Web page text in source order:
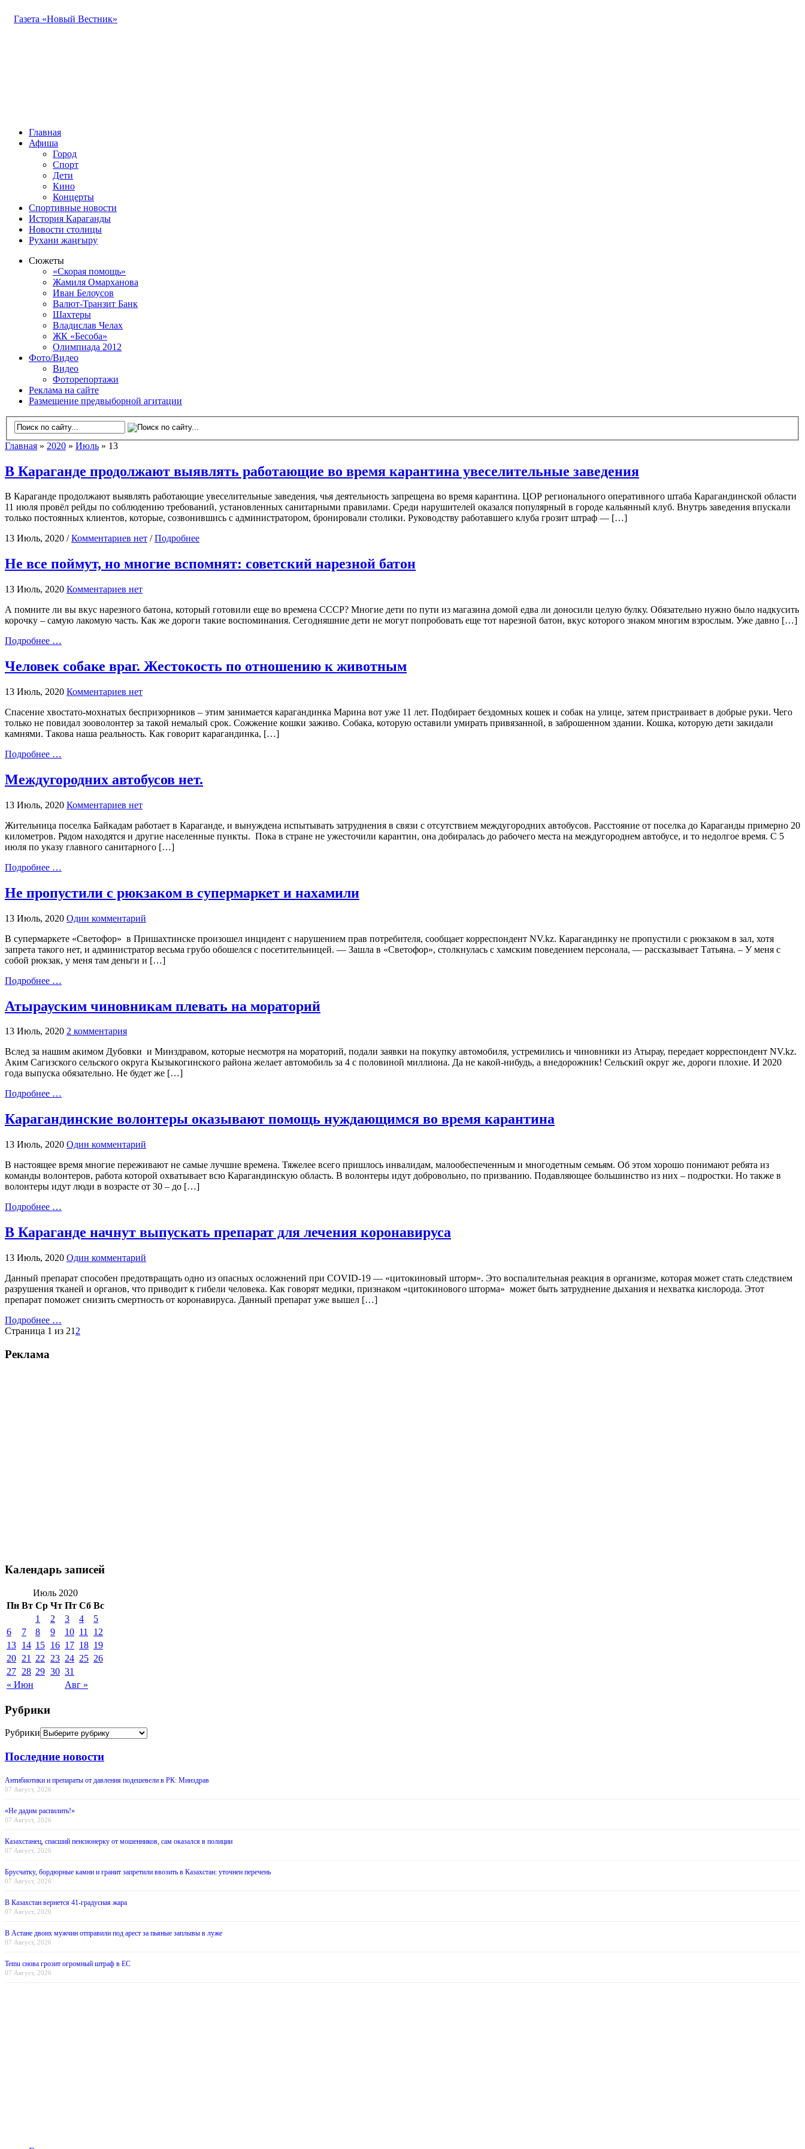
Газета «Новый Вестник»
Главная
Афиша
Город
Спорт
Дети
Кино
Концерты
Спортивные новости
История Караганды
Новости столицы
Рухани жаңғыру
Сюжеты
«Скорая помощь»
Жамиля Омарханова
Иван Белоусов
Валют-Транзит Банк
Шахтеры
Владислав Челах
ЖК «Бесоба»
Олимпиада 2012
Фото/Видео
Видео
Фоторепортажи
Реклама на сайте
Размещение предвыборной агитации
Главная » 2020 » Июль » 13
В Караганде продолжают выявлять работающие во время карантина увеселительные заведения
В Караганде продолжают выявлять работающие увеселительные заведения, чья деятельность запрещена во время карантина. ЦОР регионального оперативного штаба Карагандинской области
11 июля провёл рейды по соблюдению требований, установленных санитарными правилами. Среди нарушителей оказался популярный в городе кальянный клуб. Внутрь заведения впускали
только постоянных клиентов, которые, созвонившись с администратором, бронировали столики. Руководству работавшего клуба грозит штраф — […]
13 Июль, 2020 /Комментариев нет /Подробнее
Не все поймут, но многие вспомнят: советский нарезной батон
13 Июль, 2020 Комментариев нет
А помните ли вы вкус нарезного батона, который готовили еще во времена СССР? Многие дети по пути из магазина домой едва ли доносили целую булку. Обязательно нужно было надкусить
корочку – самую лакомую часть. Как же дороги такие воспоминания. Сегодняшние дети не могут попробовать еще тот нарезной батон, вкус которого знаком многим взрослым. Уже давно […]
Подробнее …
Человек собаке враг. Жестокость по отношению к животным
13 Июль, 2020 Комментариев нет
Спасение хвостато-мохнатых беспризорников – этим занимается карагандинка Марина вот уже 11 лет. Подбирает бездомных кошек и собак на улице, затем пристраивает в добрые руки. Чего
только не повидал зооволонтер за такой немалый срок. Сожжение кошки заживо. Собака, которую оставили умирать привязанной, в заброшенном здании. Кошка, которую дети закидали
камнями. Такова наша реальность. Как говорит карагандинка, […]
Подробнее …
Междугородних автобусов нет.
13 Июль, 2020 Комментариев нет
Жительница поселка Байкадам работает в Караганде, и вынуждена испытывать затруднения в связи с отсутствием междугородних автобусов. Расстояние от поселка до Караганды примерно 20
километров. Рядом находятся и другие населенные пункты. Пока в стране не ужесточили карантин, она добиралась до рабочего места на междугороднем автобусе, и то недолгое время. С 5
июля по указу главного санитарного […]
Подробнее …
Не пропустили с рюкзаком в супермаркет и нахамили
13 Июль, 2020 Один комментарий
В супермаркете «Светофор» в Пришахтинске произошел инцидент с нарушением прав потребителя, сообщает корреспондент NV.kz. Карагандинку не пропустили с рюкзаком в зал, хотя
запрета такого нет, и администратор весьма грубо обошелся с посетительницей. — Зашла в «Светофор», столкнулась с хамским поведением персонала, — рассказывает Татьяна. – У меня с
собой рюкзак, у меня там деньги и […]
Подробнее …
Атырауским чиновникам плевать на мораторий
13 Июль, 2020 2 комментария
Вслед за нашим акимом Дубовки и Минздравом, которые несмотря на мораторий, подали заявки на покупку автомобиля, устремились и чиновники из Атырау, передает корреспондент NV.kz.
Аким Сагизского сельского округа Кызыкогинского района желает автомобиль за 4 с половиной миллиона. Да не какой-нибудь, а внедорожник! Сельский округ же, дороги плохие. И 2020
года выпуска обязательно. Не будет же […]
Подробнее …
Карагандинские волонтеры оказывают помощь нуждающимся во время карантина
13 Июль, 2020 Один комментарий
В настоящее время многие переживают не самые лучшие времена. Тяжелее всего пришлось инвалидам, малообеспеченным и многодетным семьям. Об этом хорошо понимают ребята из
команды волонтеров, работа которой охватывает всю Карагандинскую область. В волонтеры идут добровольно, по призванию. Подавляющее большинство из них – подростки. Но также в
волонтеры идут люди в возрасте от 30 – до […]
Подробнее …
В Караганде начнут выпускать препарат для лечения коронавируса
13 Июль, 2020 Один комментарий
Данный препарат способен предотвращать одно из опасных осложнений при COVID-19 — «цитокиновый шторм». Это воспалительная реакция в организме, которая может стать следствием
разрушения тканей и органов, что приводит к гибели человека. Как говорят медики, признаком «цитокинового шторма» может быть затруднение дыхания и нехватка кислорода. Этот
препарат поможет снизить смертность от коронавируса. Данный препарат уже вышел […]
Подробнее …
Страница 1 из 21 2
Реклама
Календарь записей
Июль 2020
Пн Вт Ср Чт Пт Сб Вс
« Июн Авг »
1 2 3 4
5
6
7 8 9 10 11
12
13 14 15 16 17 18 19
20 21 22 23 24 25 26
27 28 29 30 31
Рубрики
Рубрики
Последние новости
Антибиотики и препараты от давления подешевели в РК: Минздрав
07 Август, 2026
«Не дадим распилить!»
07 Август, 2026
Казахстанец, спасший пенсионерку от мошенников, сам оказался в полиции
07 Август, 2026
Брусчатку, бордюрные камни и гранит запретили ввозить в Казахстан: уточнен перечень
07 Август, 2026
В Казахстан вернется 41-градусная жара
07 Август, 2026
В Астане двоих мужчин отправили под арест за пьяные заплывы в луже
07 Август, 2026
Temu снова грозит огромный штраф в ЕС
07 Август, 2026